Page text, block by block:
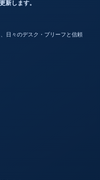
新します。
日々のデスク・ブリーフと信頼